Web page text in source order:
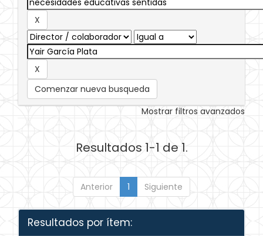
Comenzar nueva busqueda
Mostrar filtros avanzados
Resultados 1-1 de 1.
Anterior 1 Siguiente
Resultados por ítem: